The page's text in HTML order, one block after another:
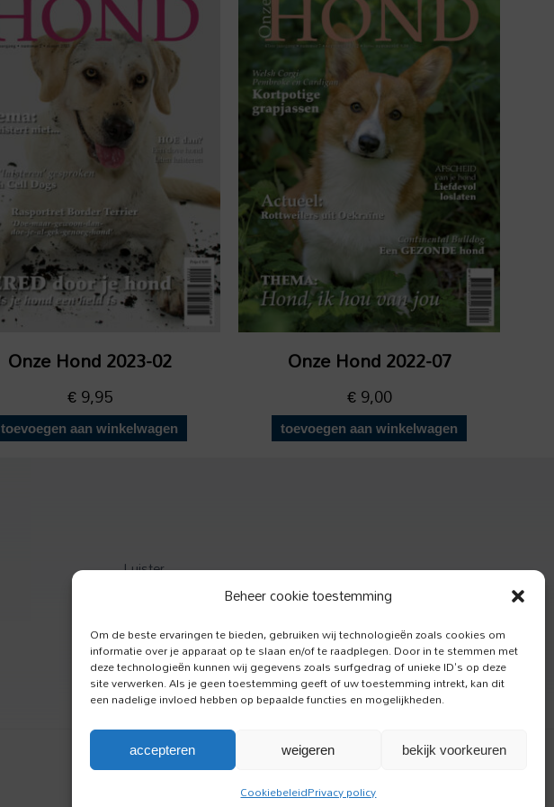
Beheer cookie toestemming
Om de beste ervaringen te bieden, gebruiken wij technologieën zoals cookies om
informatie over je apparaat op te slaan en/of te raadplegen. Door in te stemmen met
deze technologieën kunnen wij gegevens zoals surfgedrag of unieke ID's op deze
site verwerken. Als je geen toestemming geeft of uw toestemming intrekt, kan dit
een nadelige invloed hebben op bepaalde functies en mogelijkheden.
accepteren weigeren bekijk voorkeuren
CookiebeleidPrivacy policy
Onze Hond 2023-02
€9,95
toevoegen aan winkelwagen
Onze Hond 2022-07
€9,00
toevoegen aan winkelwagen
Luister